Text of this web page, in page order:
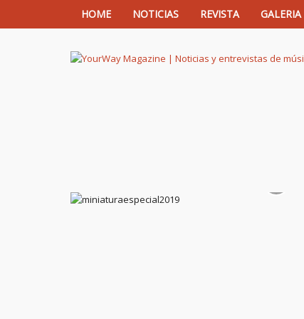
HOME NOTICIAS REVISTA GALERIA